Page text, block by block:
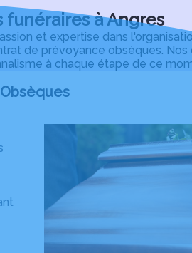
funéraires à Angres
et expertise dans
de prévoyance obsèques.
à chaque étape de ce
Obsèques